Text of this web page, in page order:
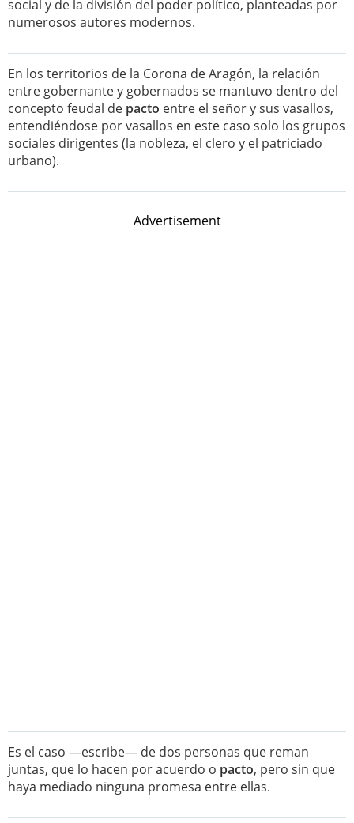
social y de la división del poder político, planteadas por
numerosos autores modernos.
En los territorios de la Corona de Aragón, la relación
entre gobernante y gobernados se mantuvo dentro del
concepto feudal de pacto entre el señor y sus vasallos,
entendiéndose por vasallos en este caso solo los grupos
sociales dirigentes (la nobleza, el clero y el patriciado
urbano).
Advertisement
Es el caso —escribe— de dos personas que reman
juntas, que lo hacen por acuerdo o pacto, pero sin que
haya mediado ninguna promesa entre ellas.